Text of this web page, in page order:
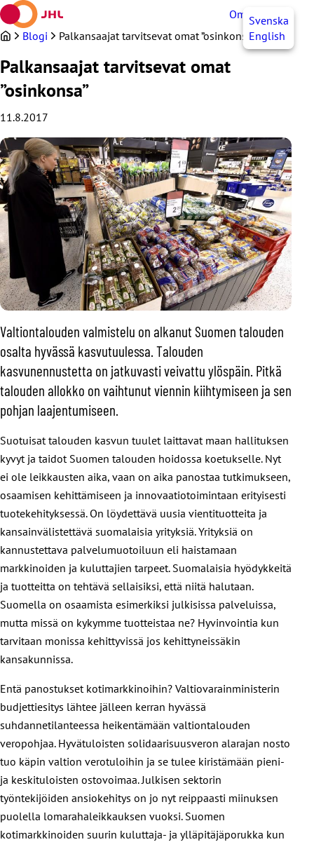
Siirry
sisältöön
OmaJHLSvenska
English
Blogi Palkansaajat tarvitsevat omat ”osinkonsa”
Palkansaajat tarvitsevat omat
”osinkonsa”
11.8.2017
Valtiontalouden valmistelu on alkanut Suomen talouden
osalta hyvässä kasvutuulessa. Talouden
kasvunennustetta on jatkuvasti veivattu ylöspäin. Pitkä
talouden allokko on vaihtunut viennin kiihtymiseen ja sen
pohjan laajentumiseen.
Suotuisat talouden kasvun tuulet laittavat maan hallituksen
kyvyt ja taidot Suomen talouden hoidossa koetukselle. Nyt
ei ole leikkausten aika, vaan on aika panostaa tutkimukseen,
osaamisen kehittämiseen ja innovaatiotoimintaan erityisesti
tuotekehityksessä. On löydettävä uusia vientituotteita ja
kansainvälistettävä suomalaisia yrityksiä. Yrityksiä on
kannustettava palvelumuotoiluun eli haistamaan
markkinoiden ja kuluttajien tarpeet. Suomalaisia hyödykkeitä
ja tuotteitta on tehtävä sellaisiksi, että niitä halutaan.
Suomella on osaamista esimerkiksi julkisissa palveluissa,
mutta missä on kykymme tuotteistaa ne? Hyvinvointia kun
tarvitaan monissa kehittyvissä jos kehittyneissäkin
kansakunnissa.
Entä panostukset kotimarkkinoihin? Valtiovarainministerin
budjettiesitys lähtee jälleen kerran hyvässä
suhdannetilanteessa heikentämään valtiontalouden
veropohjaa. Hyvätuloisten solidaarisuusveron alarajan nosto
tuo käpin valtion verotuloihin ja se tulee kiristämään pieni-
ja keskituloisten ostovoimaa. Julkisen sektorin
työntekijöiden ansiokehitys on jo nyt reippaasti miinuksen
puolella lomarahaleikkauksen vuoksi. Suomen
kotimarkkinoiden suurin kuluttaja- ja ylläpitäjäporukka kun